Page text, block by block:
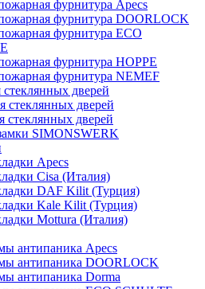
фурнитура Apecs
фурнитура DOORLOCK
фурнитура ECO
фурнитура HOPPE
фурнитура NEMEF
дверей
стеклянных дверей
стеклянных дверей
SIMONSWERK
Apecs
Cisa (Италия)
DAF Kilit (Турция)
Kale Kilit (Турция)
Mottura (Италия)
антипаника Apecs
антипаника DOORLOCK
антипаника Dorma